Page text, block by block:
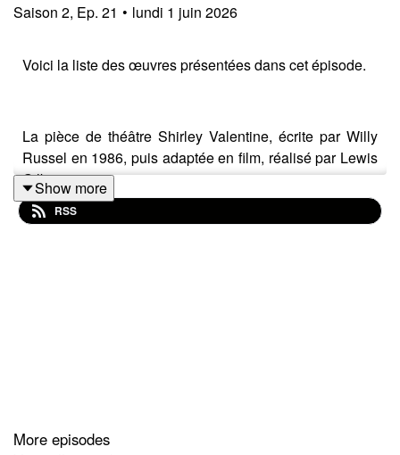
Saison 2, Ep. 21 • lundi 1 juin 2026
Voici la liste des œuvres présentées dans cet épisode.
La pièce de théâtre Shirley Valentine, écrite par Willy
Russel en 1986, puis adaptée en film, réalisé par Lewis
Gilbert en 1989
Show more
RSS
More episodes